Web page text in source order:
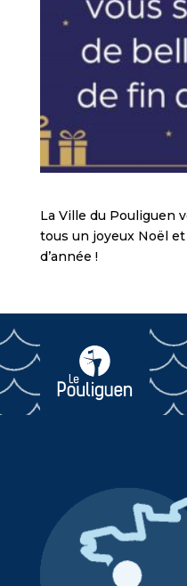
La Ville du Pouliguen
tous un joyeux Noël
d’année !